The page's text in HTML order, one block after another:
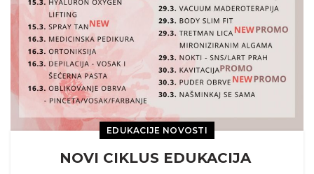
EDUKACIJE NOVOSTI
NOVI CIKLUS EDUKACIJA